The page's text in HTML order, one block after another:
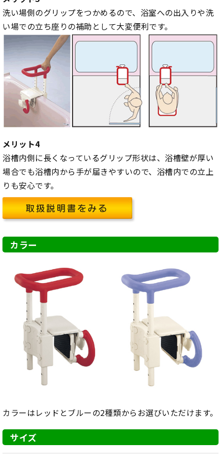
洗い場側のグリップをつかめるので、浴室への出入りや洗
い場での立ち座りの補助として大変便利です。
メリット4
浴槽内側に長くなっているグリップ形状は、浴槽壁が厚い
場合でも浴槽内から手が届きやすいので、浴槽内での立上
りも安心です。
カラー
カラーはレッドとブルーの2種類からお選びいただけます。
サイズ